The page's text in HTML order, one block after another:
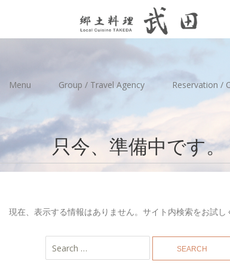
Menu Group / Travel Agency Reservation /
只今、準備中です。
現在、表示する情報はありません。サイト内検索をお試し
Search
for: